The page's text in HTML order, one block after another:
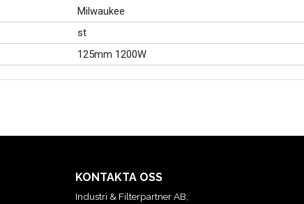
Milwaukee
st
125mm 1200W
KONTAKTA OSS
Industri & Filterpartner AB,